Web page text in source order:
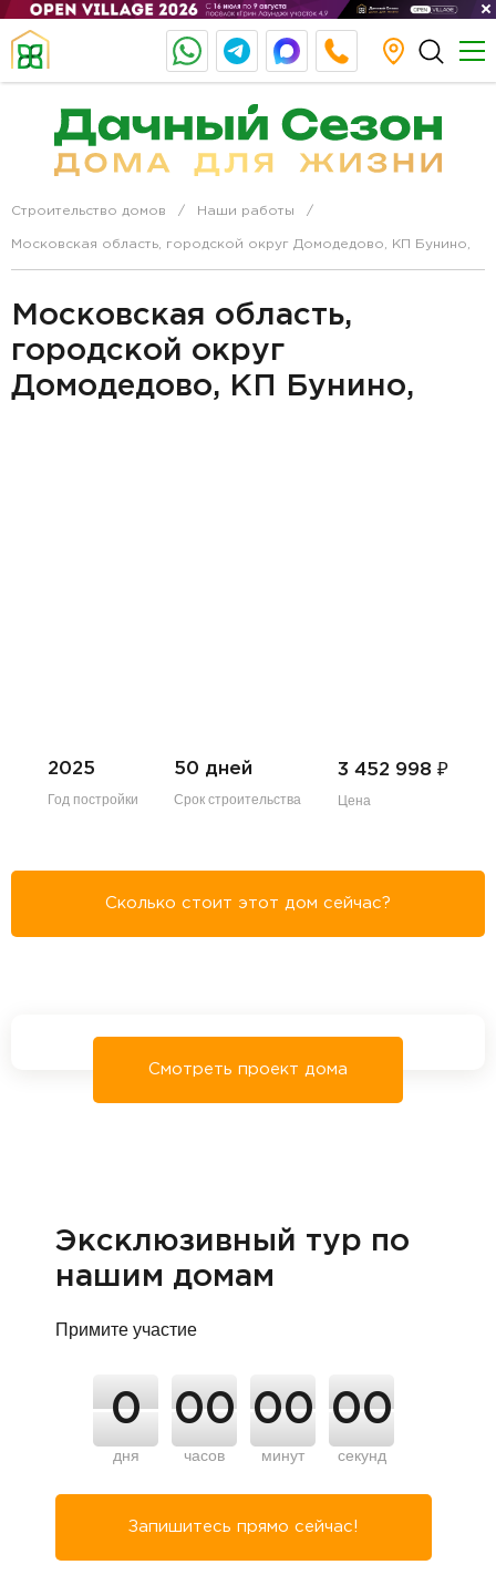
Строительство домов Наши работы
Московская область, городской округ Домодедово, КП Бунино,
Московская область,
городской округ
Домодедово, КП Бунино,
2025
Год постройки
50 дней
Срок строительства
3 452 998 ₽
Цена
Сколько стоит этот дом сейчас?
Смотреть проект дома
Эксклюзивный тур по
нашим домам
Примите участие
0
дня
00
часов
00
минут
00
секунд
Запишитесь прямо сейчас!